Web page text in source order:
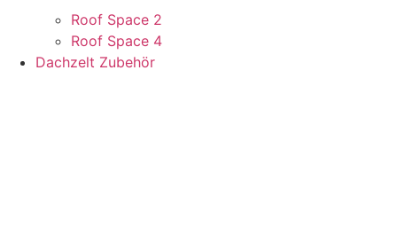
Roof Space 2
Roof Space 4
Dachzelt Zubehör